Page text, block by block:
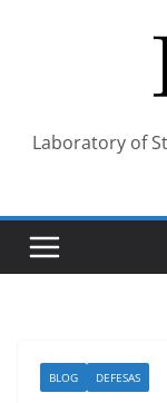
Laboratory of
BLOG DEFESAS